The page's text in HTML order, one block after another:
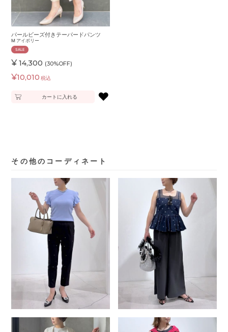
パールビーズ付きテーパードパンツ
M アイボリー
SALE
¥ 14,300 (30%OFF)
¥10,010 税込
カートに入れる ♥
その他のコーディネート